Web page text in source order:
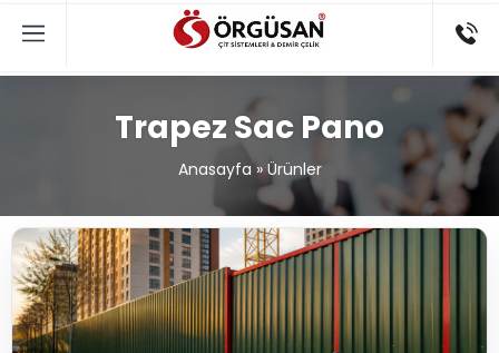
Trapez Sac Pano
Anasayfa »Ürünler